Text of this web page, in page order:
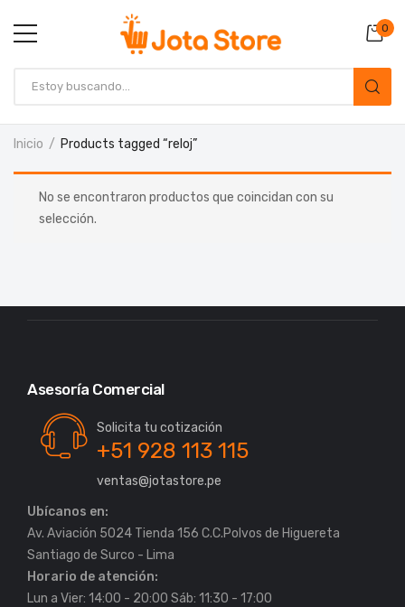
0
Inicio Products tagged “reloj”
No se encontraron productos que coincidan con su
selección.
Asesoría Comercial
Solicita tu cotización
+51 928 113 115
ventas@jotastore.pe
Ubícanos en:
Av. Aviación 5024 Tienda 156 C.C.Polvos de Higuereta
Horario de atención:
Lun a Vier: 14:00 - 20:00 Sáb: 11:30 - 17:00